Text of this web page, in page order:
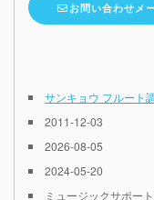
お問い合わせメ
サンキョウ フルート
2011-12-03
2026-08-05
2024-05-20
ミュージックサポー